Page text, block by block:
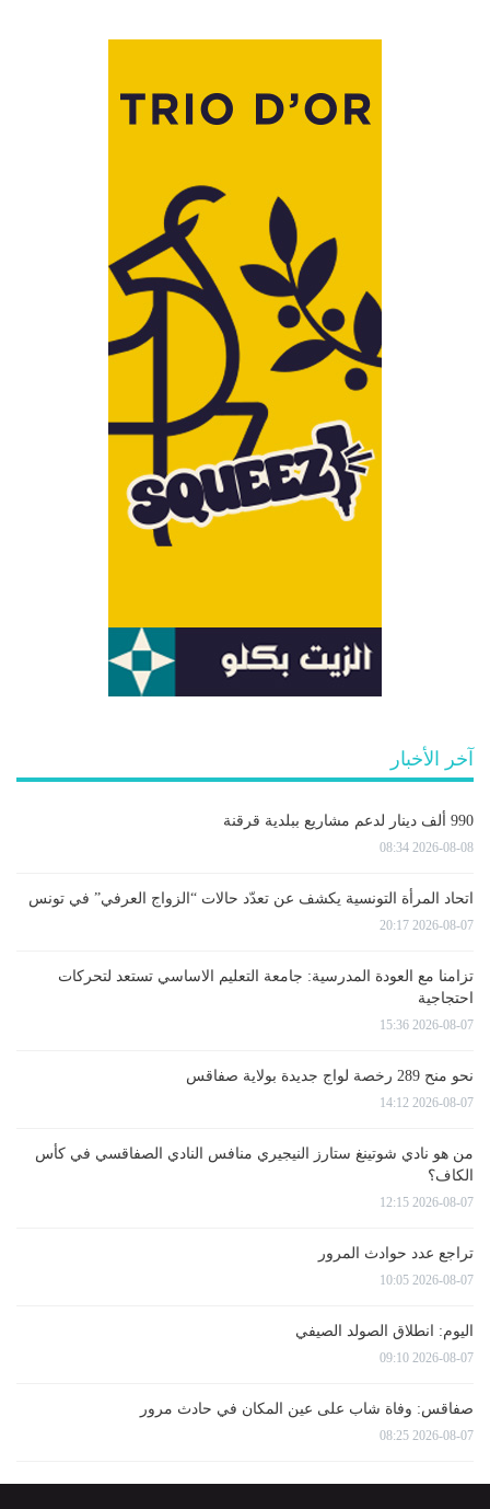
آخر الأخبار
990 ألف دينار لدعم مشاريع ببلدية قرقنة
2026-08-08 08:34
اتحاد المرأة التونسية يكشف عن تعدّد حالات “الزواج العرفي” في تونس
2026-08-07 20:17
تزامنا مع العودة المدرسية: جامعة التعليم الاساسي تستعد لتحركات
احتجاجية
2026-08-07 15:36
نحو منح 289 رخصة لواج جديدة بولاية صفاقس
2026-08-07 14:12
من هو نادي شوتينغ ستارز النيجيري منافس النادي الصفاقسي في كأس
الكاف؟
2026-08-07 12:15
تراجع عدد حوادث المرور
2026-08-07 10:05
اليوم: انطلاق الصولد الصيفي
2026-08-07 09:10
صفاقس: وفاة شاب على عين المكان في حادث مرور
2026-08-07 08:25